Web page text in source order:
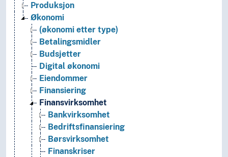
Produksjon
Økonomi
(økonomi etter type)
Betalingsmidler
Budsjetter
Digital økonomi
Eiendommer
Finansiering
Finansvirksomhet
Bankvirksomhet
Bedriftsfinansiering
Børsvirksomhet
Finanskriser